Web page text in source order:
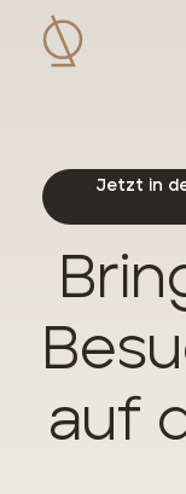
Jetzt in
auf